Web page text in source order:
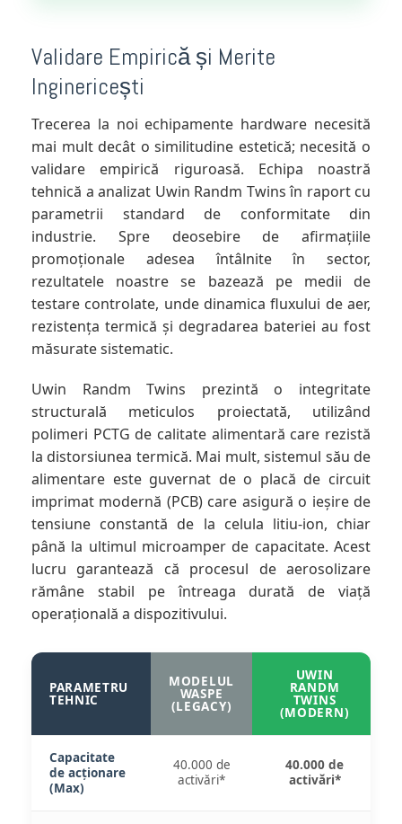
Validare Empirică și Merite
Inginericești
Trecerea la noi echipamente hardware necesită
mai mult decât o similitudine estetică; necesită o
validare empirică riguroasă. Echipa noastră
tehnică a analizat Uwin Randm Twins în raport cu
parametrii standard de conformitate din
industrie. Spre deosebire de afirmațiile
promoționale adesea întâlnite în sector,
rezultatele noastre se bazează pe medii de
testare controlate, unde dinamica fluxului de aer,
rezistența termică și degradarea bateriei au fost
măsurate sistematic.
Uwin Randm Twins prezintă o integritate
structurală meticulos proiectată, utilizând
polimeri PCTG de calitate alimentară care rezistă
la distorsiunea termică. Mai mult, sistemul său de
alimentare este guvernat de o placă de circuit
imprimat modernă (PCB) care asigură o ieșire de
tensiune constantă de la celula litiu-ion, chiar
până la ultimul microamper de capacitate. Acest
lucru garantează că procesul de aerosolizare
rămâne stabil pe întreaga durată de viață
operațională a dispozitivului.
PARAMETRU
TEHNIC
MODELUL
WASPE
(LEGACY)
UWIN
RANDM
TWINS
(MODERN)
Capacitate
de acționare
(Max)
40.000 de
activări*
40.000 de
activări*